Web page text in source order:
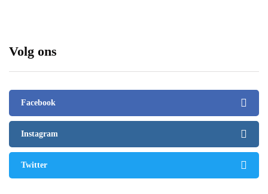
Volg ons
Facebook
Instagram
Twitter